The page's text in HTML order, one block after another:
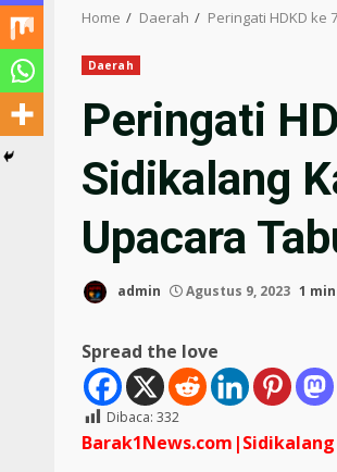
Home Daerah Peringati HDKD ke
Daerah
Peringati
Sidikalang
Upacara
admin Agustus 9, 2023 1
Spread the love
Dibaca: 332
Barak1News.com|Sidikalang